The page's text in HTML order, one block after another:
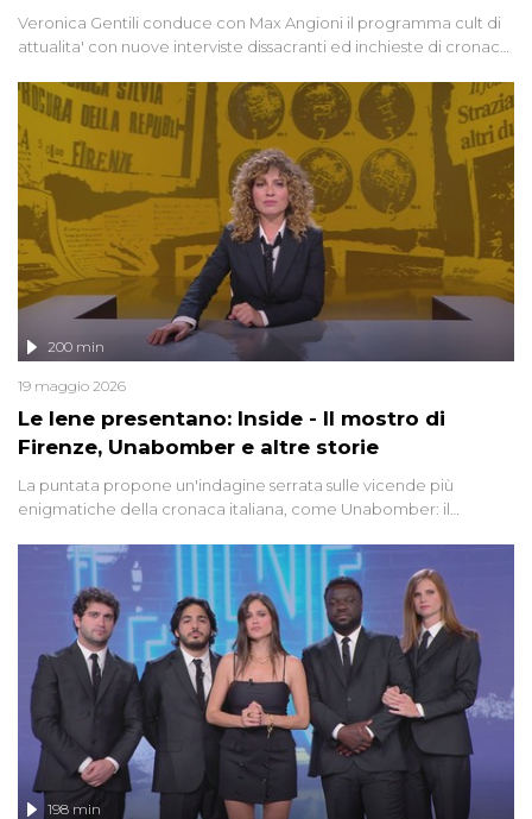
Veronica Gentili conduce con Max Angioni il programma cult di
attualita' con nuove interviste dissacranti ed inchieste di cronaca
Le Iene presentano: Inside - Il mostro di
Firenze, Unabomber e altre storie
200 min
19 maggio 2026
La puntata propone un'indagine serrata sulle vicende più
enigmatiche della cronaca italiana, come Unabomber: il
'90 e il 2000 che, inquietantemente, potrebbe essere ancora in
libertà. Lo speciale affronta inoltre le zone d'ombra sul Mostro di
Firenze, le cui responsabilità appaiono ancora oggi avvolte in un
groviglio di dubbi mai chiariti. Nel corso dello speciale anche
l'intervista inedita a Olindo Romano, realizzata ne...
198 min